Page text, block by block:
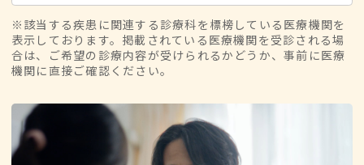
※該当する疾患に関連する診療科を標榜している医療機関を
表示しております。掲載されている医療機関を受診される場
合は、ご希望の診療内容が受けられるかどうか、事前に医療
機関に直接ご確認ください。